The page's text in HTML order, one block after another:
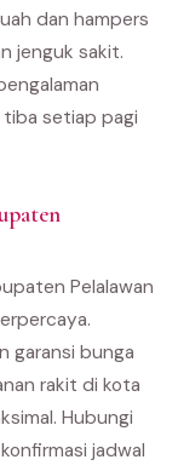
dan hampers
jenguk sakit.
tiba setiap pagi
Pelalawan
garansi bunga
rakit di kota
Hubungi
jadwal